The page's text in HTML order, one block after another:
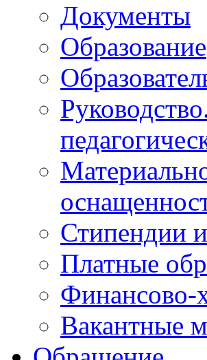
Документы
Образование
Стипендии
Платные
Финансово-
Вакантные